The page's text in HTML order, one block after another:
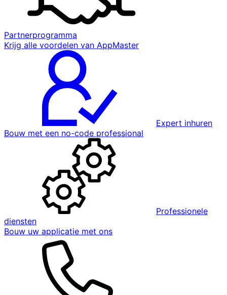
Partnerprogramma
Krijg alle voordelen van AppMaster
Expert inhuren
Bouw met een no-code professional
Professionele
diensten
Bouw uw applicatie met ons